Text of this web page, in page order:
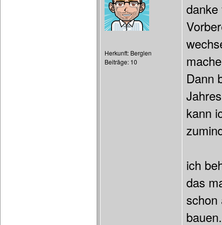
Herkunft: Berglen
Beiträge: 10
Dann
kann
ich
das
schon
bauen.